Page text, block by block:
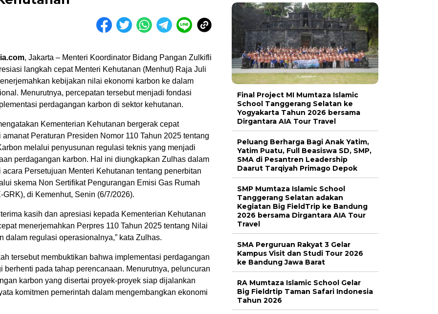
, Jakarta – Menteri Koordinator Bidang Pangan Zulkifli
langkah cepat Menteri Kehutanan (Menhut) Raja Juli
kebijakan nilai ekonomi karbon ke dalam
Menurutnya, percepatan tersebut menjadi fondasi
perdagangan karbon di sektor kehutanan.
Kementerian Kehutanan bergerak cepat
Peraturan Presiden Nomor 110 Tahun 2025 tentang
melalui penyusunan regulasi teknis yang menjadi
perdagangan karbon. Hal ini diungkapkan Zulhas dalam
acara Persetujuan Menteri Kehutanan tentang penerbitan
skema Non Sertifikat Pengurangan Emisi Gas Rumah
GRK), di Kemenhut, Senin (6/7/2026).
kasih dan apresiasi kepada Kementerian Kehutanan
menerjemahkan Perpres 110 Tahun 2025 tentang Nilai
dalam regulasi operasionalnya,” kata Zulhas.
tersebut membuktikan bahwa implementasi perdagangan
berhenti pada tahap perencanaan. Menurutnya, peluncuran
karbon yang disertai proyek-proyek siap dijalankan
komitmen pemerintah dalam mengembangkan ekonomi
Final Project MI Mumtaza Islamic
School Tanggerang Selatan ke
Yogyakarta Tahun 2026 bersama
Dirgantara AIA Tour Travel
Peluang Berharga Bagi Anak Yatim,
Yatim Puatu, Full Beasiswa SD, SMP,
SMA di Pesantren Leadership
Daarut Tarqiyah Primago Depok
SMP Mumtaza Islamic School
Tanggerang Selatan adakan
Kegiatan Big FieldTrip ke Bandung
2026 bersama Dirgantara AIA Tour
Travel
SMA Perguruan Rakyat 3 Gelar
Kampus Visit dan Studi Tour 2026
ke Bandung Jawa Barat
RA Mumtaza Islamic School Gelar
Big Fieldrtip Taman Safari Indonesia
Tahun 2026